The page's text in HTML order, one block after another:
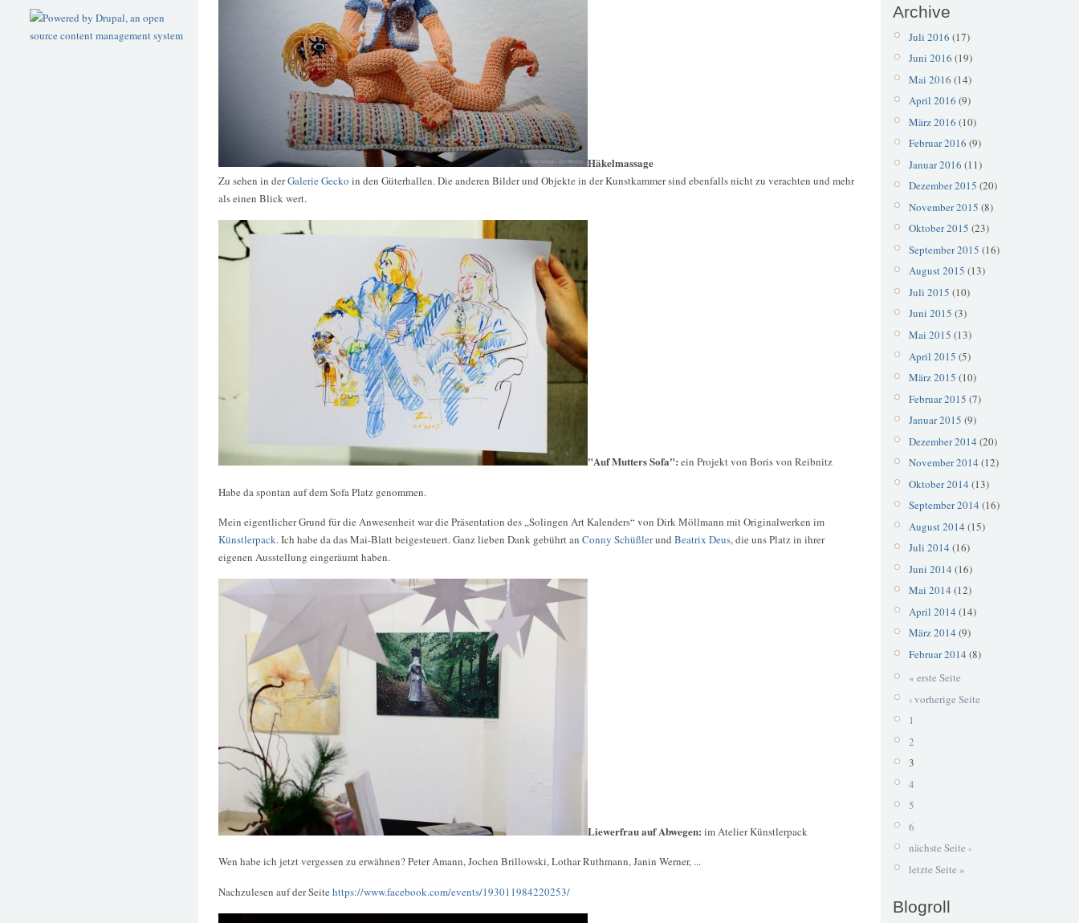
Häkelmassage
Zu sehen in derGalerie Gecko in den Güterhallen. Die anderen Bilder und Objekte in der Kunstkammer sind ebenfalls nicht zu verachten und mehr
als einen Blick wert.
"Auf Mutters Sofa": ein Projekt von Boris von Reibnitz
Habe da spontan auf dem Sofa Platz genommen.
Mein eigentlicher Grund für die Anwesenheit war die Präsentation des „Solingen Art Kalenders“ von Dirk Möllmann mit Originalwerken im
Künstlerpack. Ich habe da das Mai-Blatt beigesteuert. Ganz lieben Dank gebührt an Conny Schüßlerund Beatrix Deus, die uns Platz in ihrer
eigenen Ausstellung eingeräumt haben.
Liewerfrau auf Abwegen: im Atelier Künstlerpack
Wen habe ich jetzt vergessen zu erwähnen? Peter Amann, Jochen Brillowski, Lothar Ruthmann, Janin Werner, ...
Nachzulesen auf der Seite https://www.facebook.com/events/193011984220253/
Archive
Juli 2016 (17)
Juni 2016 (19)
Mai 2016 (14)
April 2016 (9)
März 2016 (10)
Februar 2016 (9)
Januar 2016 (11)
Dezember 2015 (20)
November 2015 (8)
Oktober 2015 (23)
September 2015 (16)
August 2015 (13)
Juli 2015 (10)
Juni 2015 (3)
Mai 2015 (13)
April 2015 (5)
März 2015 (10)
Februar 2015 (7)
Januar 2015 (9)
Dezember 2014 (20)
November 2014 (12)
Oktober 2014 (13)
September 2014 (16)
August 2014 (15)
Juli 2014 (16)
Juni 2014 (16)
Mai 2014 (12)
April 2014 (14)
März 2014 (9)
Februar 2014 (8)
« erste Seite
‹ vorherige Seite
1
2
3
4
5
6
nächste Seite ›
letzte Seite »
Blogroll